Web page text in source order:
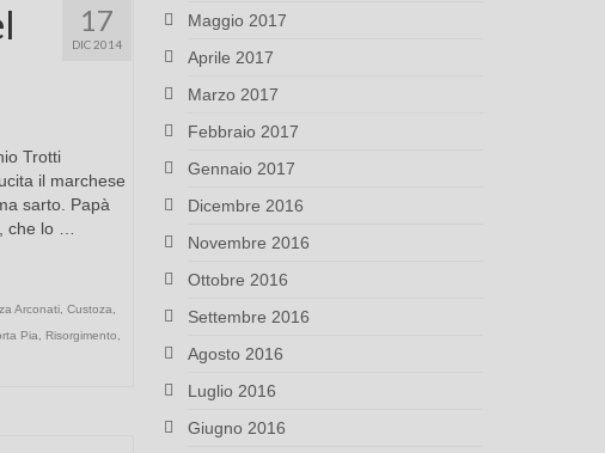
17
DIC 2014
Trotti
il marchese
sarto. Papà
che lo …
Arconati, Custoza
Pia Risorgimento
Maggio 2017
Aprile 2017
Marzo 2017
Febbraio 2017
Gennaio 2017
Dicembre 2016
Novembre 2016
Ottobre 2016
Settembre 2016
Agosto 2016
Luglio 2016
Giugno 2016